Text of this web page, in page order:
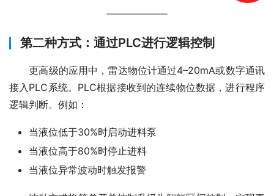
第二种方式：通过PLC进行逻辑控制
更高级的应用中，雷达物位计通过4–20mA或数字通讯
接入PLC系统。PLC根据接收到的连续物位数据，进行程序
逻辑判断。例如：
当液位低于30%时启动进料泵
当液位高于80%时停止进料
当液位异常波动时触发报警